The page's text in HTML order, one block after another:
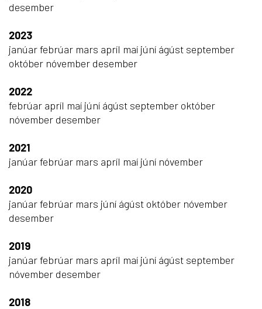
desember
2023
janúarfebrúar mars apríl maí júní ágúst september
október nóvember desember
2022
febrúar apríl maí júní ágúst september október
nóvember desember
2021
janúarfebrúar mars apríl maí júní nóvember
2020
janúarfebrúar mars júní ágúst október nóvember
desember
2019
janúarfebrúar mars apríl maí júní ágúst september
nóvember desember
2018